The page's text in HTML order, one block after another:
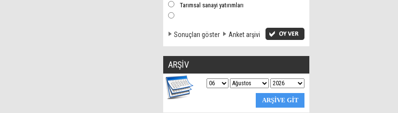
Tarımsal sanayi yatırımları
Sonuçları göster Anket arşivi
ARŞİV